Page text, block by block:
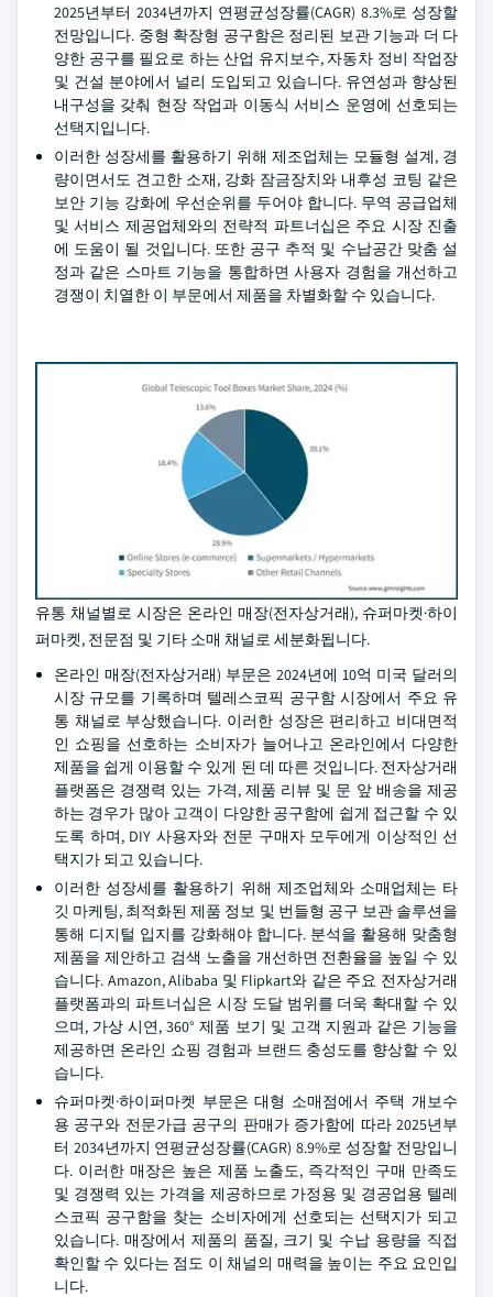
2025년부터 2034년까지 연평균성장률(CAGR) 8.3%로 성장할
전망입니다. 중형 확장형 공구함은 정리된 보관 기능과 더 다
양한 공구를 필요로 하는 산업 유지보수, 자동차 정비 작업장
및 건설 분야에서 널리 도입되고 있습니다. 유연성과 향상된
내구성을 갖춰 현장 작업과 이동식 서비스 운영에 선호되는
선택지입니다.
이러한 성장세를 활용하기 위해 제조업체는 모듈형 설계, 경
량이면서도 견고한 소재, 강화 잠금장치와 내후성 코팅 같은
보안 기능 강화에 우선순위를 두어야 합니다. 무역 공급업체
및 서비스 제공업체와의 전략적 파트너십은 주요 시장 진출
에 도움이 될 것입니다. 또한 공구 추적 및 수납공간 맞춤 설
정과 같은 스마트 기능을 통합하면 사용자 경험을 개선하고
경쟁이 치열한 이 부문에서 제품을 차별화할 수 있습니다.
유통 채널별로 시장은 온라인 매장(전자상거래), 슈퍼마켓·하이
퍼마켓, 전문점 및 기타 소매 채널로 세분화됩니다.
온라인 매장(전자상거래) 부문은 2024년에 10억 미국 달러의
시장 규모를 기록하며 텔레스코픽 공구함 시장에서 주요 유
통 채널로 부상했습니다. 이러한 성장은 편리하고 비대면적
인 쇼핑을 선호하는 소비자가 늘어나고 온라인에서 다양한
제품을 쉽게 이용할 수 있게 된 데 따른 것입니다. 전자상거래
플랫폼은 경쟁력 있는 가격, 제품 리뷰 및 문 앞 배송을 제공
하는 경우가 많아 고객이 다양한 공구함에 쉽게 접근할 수 있
도록 하며, DIY 사용자와 전문 구매자 모두에게 이상적인 선
택지가 되고 있습니다.
이러한 성장세를 활용하기 위해 제조업체와 소매업체는 타
깃 마케팅, 최적화된 제품 정보 및 번들형 공구 보관 솔루션을
통해 디지털 입지를 강화해야 합니다. 분석을 활용해 맞춤형
제품을 제안하고 검색 노출을 개선하면 전환율을 높일 수 있
습니다. Amazon, Alibaba 및 Flipkart와 같은 주요 전자상거래
플랫폼과의 파트너십은 시장 도달 범위를 더욱 확대할 수 있
으며, 가상 시연, 360° 제품 보기 및 고객 지원과 같은 기능을
제공하면 온라인 쇼핑 경험과 브랜드 충성도를 향상할 수 있
습니다.
슈퍼마켓·하이퍼마켓 부문은 대형 소매점에서 주택 개보수
용 공구와 전문가급 공구의 판매가 증가함에 따라 2025년부
터 2034년까지 연평균성장률(CAGR) 8.9%로 성장할 전망입니
다. 이러한 매장은 높은 제품 노출도, 즉각적인 구매 만족도
및 경쟁력 있는 가격을 제공하므로 가정용 및 경공업용 텔레
스코픽 공구함을 찾는 소비자에게 선호되는 선택지가 되고
있습니다. 매장에서 제품의 품질, 크기 및 수납 용량을 직접
확인할 수 있다는 점도 이 채널의 매력을 높이는 주요 요인입
니다.